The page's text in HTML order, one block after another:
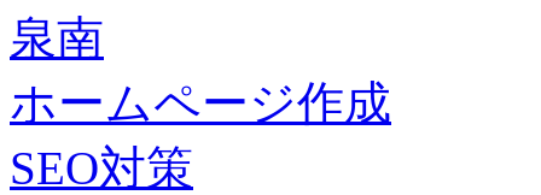
泉南
ホームページ作成
SEO対策